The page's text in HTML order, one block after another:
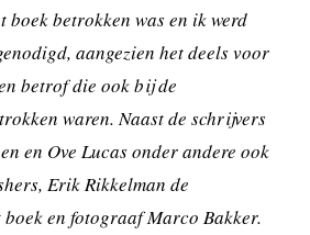
boek betrokken was en ik werd
aangezien het deels voor
betrof die ook bij de
waren. Naast de schrijvers
en Ove Lucas onder andere ook
Erik Rikkelman de
en fotograaf Marco Bakker.